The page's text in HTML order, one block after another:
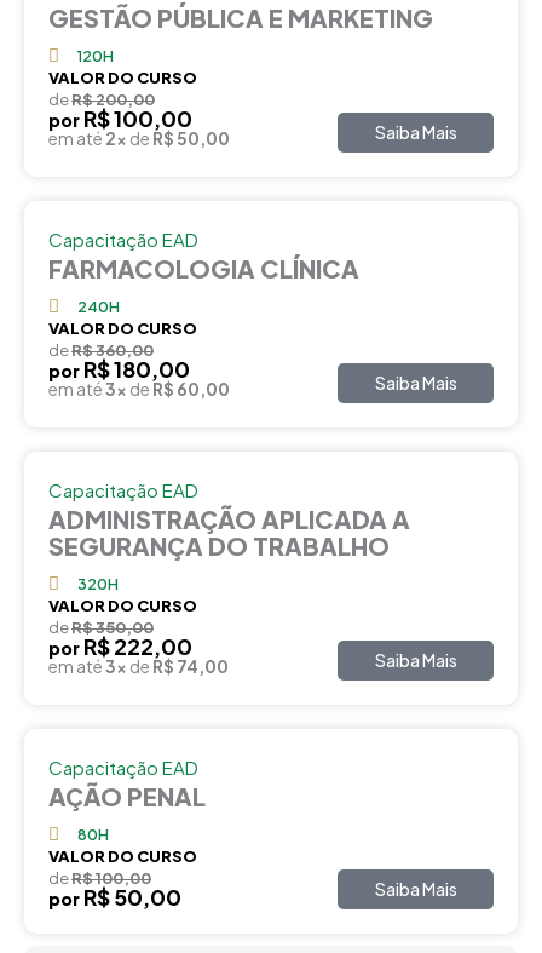
GESTÃO PÚBLICA E MARKETING
120H
VALOR DO CURSO
deR$ 200,00
por R$ 100,00
em até 2x de R$ 50,00 Saiba Mais
Capacitação EAD
FARMACOLOGIA CLÍNICA
240H
VALOR DO CURSO
deR$ 360,00
por R$ 180,00
em até3x de R$ 60,00 Saiba Mais
Capacitação EAD
ADMINISTRAÇÃO APLICADA A
SEGURANÇA DO TRABALHO
320H
VALOR DO CURSO
deR$ 350,00
por R$ 222,00
em até3x de R$ 74,00 Saiba Mais
Capacitação EAD
AÇÃO PENAL
80H
VALOR DO CURSO
deR$ 100,00
por R$ 50,00 Saiba Mais